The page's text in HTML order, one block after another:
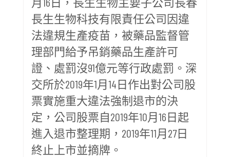
長生生物科技有限責任公司因違
法違規生產疫苗，被藥品監督管
理部門給予吊銷藥品生產許可
證、處罰沒91億元等行政處罰。深
交所於2019年1月14日作出對公司股
票實施重大違法強制退市的決
定，公司股票自2019年10月16日起
進入退市整理期，2019年11月27日
終止上市並摘牌。